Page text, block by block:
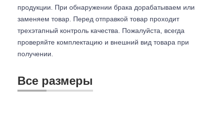
продукции. При обнаружении брака дорабатываем или
заменяем товар. Перед отправкой товар проходит
трехэтапный контроль качества. Пожалуйста, всегда
проверяйте комплектацию и внешний вид товара при
получении.
Все размеры